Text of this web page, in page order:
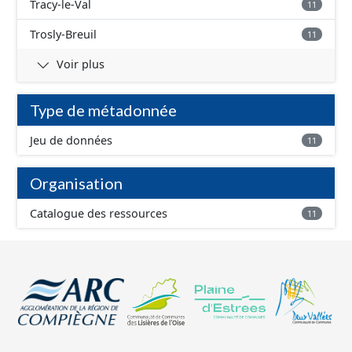
Tracy-le-Val 11
Trosly-Breuil 11
Voir plus
Type de métadonnée
Jeu de données 11
Organisation
Catalogue des ressources 11